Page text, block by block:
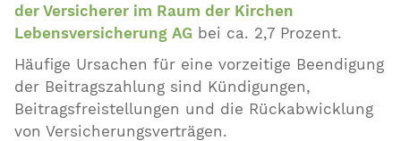
der Versicherer im Raum der Kirchen
Lebensversicherung AG bei ca. 2,7 Prozent.
Häufige Ursachen für eine vorzeitige Beendigung
der Beitragszahlung sind Kündigungen,
Beitragsfreistellungen und die Rückabwicklung
von Versicherungsverträgen.